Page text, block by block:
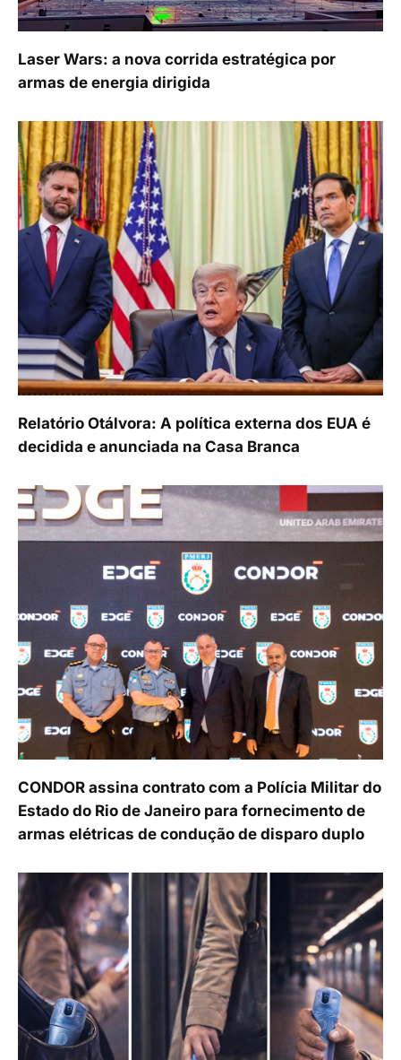
Laser Wars: a nova corrida estratégica por
armas de energia dirigida
Relatório Otálvora: A política externa dos EUA é
decidida e anunciada na Casa Branca
CONDOR assina contrato com a Polícia Militar do
Estado do Rio de Janeiro para fornecimento de
armas elétricas de condução de disparo duplo